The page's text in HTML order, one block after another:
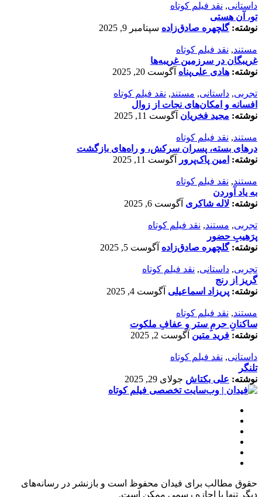
داستانی, نقد فیلم کوتاه
تو، آن هستی
نوشته:گلچهره صادق‌زاده سپتامبر 9, 2025
مستند, نقد فیلم کوتاه
غریبگان در سرزمین غریبه‌ها
نوشته: هادی علی‌پناه آگوست 20, 2025
تجربی, داستانی, مستند, نقد فیلم کوتاه
افسانه‌ و امکان‌های نجات از زوال
نوشته: مجید فخریان آگوست 11, 2025
مستند, نقد فیلم کوتاه
درهای بسته، پسران سرکش، و راه‌های بازگشت
نوشته: امین پاک‌پرور آگوست 11, 2025
مستند, نقد فیلم کوتاه
به یاد آوردن
نوشته: لاله شاکری آگوست 6, 2025
تجربی, مستند, نقد فیلم کوتاه
پرَهیب‌ِ حضور
نوشته:گلچهره صادق‌زاده آگوست 5, 2025
تجربی, داستانی, نقد فیلم کوتاه
گریز از رنج
نوشته: پریزاد اسماعیلی آگوست 4, 2025
مستند, نقد فیلم کوتاه
ساکنانِ حرمِ ستر و عفافِ ملکوت
نوشته: فرید متین آگوست 2, 2025
داستانی, نقد فیلم کوتاه
تلنگر
نوشته: علی بکتاش جولای 29, 2025
حقوق مطالب برای فیدان محفوظ است و بازنشر در رسانه‌های
دیگر تنها با اجازه رسمی ممکن است.